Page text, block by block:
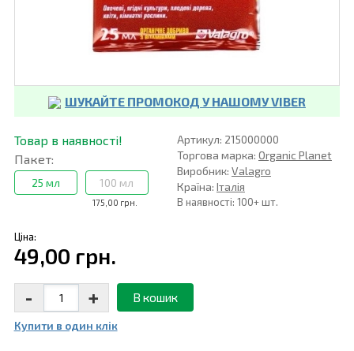
ШУКАЙТЕ ПРОМОКОД У НАШОМУ VIBER
Товар в наявності!
Пакет:
25 мл
175,00 грн.
100 мл
Артикул: 215000000
Торгова марка: Organic Planet
Виробник: Valagro
Країна: Італія
В наявності: 100+ шт.
Ціна:
49,00 грн.
- + В кошик
Купити в один клiк